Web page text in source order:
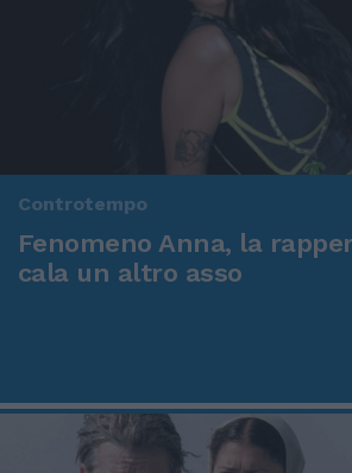
Controtempo
Fenomeno Anna, la
cala un altro asso